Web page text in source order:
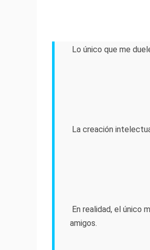
Lo único que me
La creación
En realidad, el único
amigos.